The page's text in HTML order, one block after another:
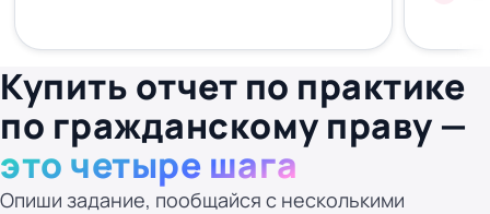
Купить отчет по практике
по гражданскому праву —
это четыре шага
Опиши задание, пообщайся с несколькими